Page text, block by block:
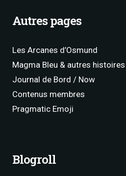
Autres pages
Les Arcanes d’Osmund
Magma Bleu & autres histoires
Journal de Bord / Now
Contenus membres
Pragmatic Emoji
Blogroll